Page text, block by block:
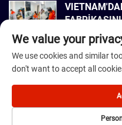
September 22,
Telif Hakkı © 2026 Dmantis
saklıdır. -
We value your
We use cookies and similar
don't want to accept all